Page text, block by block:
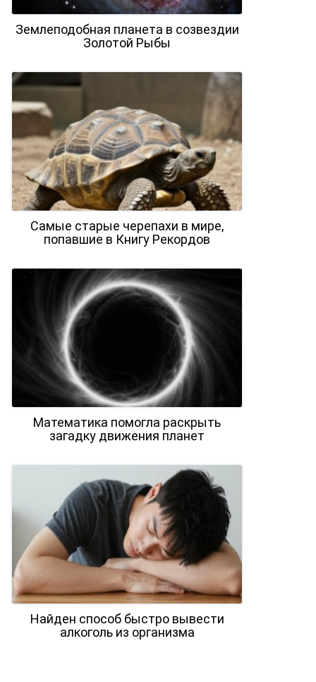
Землеподобная планета в созвездии
Золотой Рыбы
Самые старые черепахи в мире,
попавшие в Книгу Рекордов
Математика помогла раскрыть
загадку движения планет
Найден способ быстро вывести
алкоголь из организма